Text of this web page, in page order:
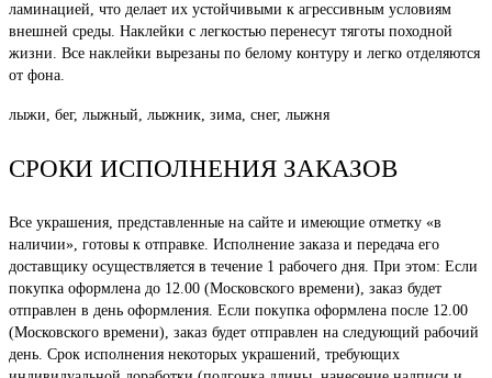
ламинацией, что делает их устойчивыми к агрессивным условиям
внешней среды. Наклейки с легкостью перенесут тяготы походной
жизни. Все наклейки вырезаны по белому контуру и легко отделяются
от фона.
лыжи, бег, лыжный, лыжник, зима, снег, лыжня
СРОКИ ИСПОЛНЕНИЯ ЗАКАЗОВ
Все украшения, представленные на сайте и имеющие отметку «в
наличии», готовы к отправке. Исполнение заказа и передача его
доставщику осуществляется в течение 1 рабочего дня. При этом: Если
покупка оформлена до 12.00 (Московского времени), заказ будет
отправлен в день оформления. Если покупка оформлена после 12.00
(Московского времени), заказ будет отправлен на следующий рабочий
день. Срок исполнения некоторых украшений, требующих